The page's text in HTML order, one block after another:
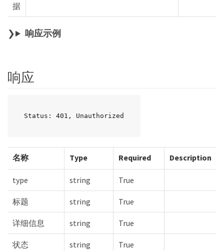
据
响应示例
响应
Status: 401, Unauthorized
名称 Type Required Description
type string True
标题 string True
详细信息 string True
状态 string True